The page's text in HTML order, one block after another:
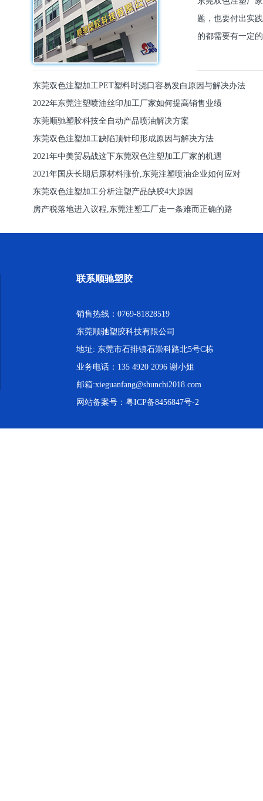
题，也要付出实
的都需要有一定
东莞双色注塑加工PET塑料时浇口容易发白原因与解决办法
2022年东莞注塑喷油丝印加工厂家如何提高销售业绩
东莞顺驰塑胶科技全自动产品喷油解决方案
东莞双色注塑加工缺陷顶针印形成原因与解决方法
2021年中美贸易战这下东莞双色注塑加工厂家的机遇
2021年国庆长期后原材料涨价,东莞注塑喷油企业如何应对
东莞双色注塑加工分析注塑产品缺胶4大原因
房产税落地进入议程,东莞注塑工厂走一条难而正确的路
联系顺驰塑胶
销售热线：0769-81828519
东莞顺驰塑胶科技有限公司
地址: 东莞市石排镇石崇科路北5号C栋
业务电话：135 4920 2096 谢小姐
邮箱:xieguanfang@shunchi2018.com
网站备案号： 粤ICP备8456847号-2